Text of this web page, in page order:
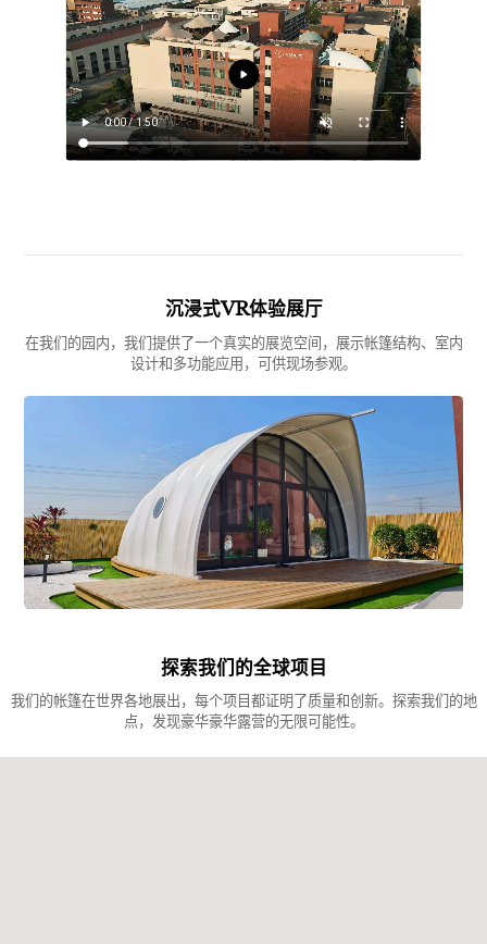
沉浸式VR体验展厅
在我们的园内，我们提供了一个真实的展览空间，展示帐篷结构、室内
设计和多功能应用，可供现场参观。
探索我们的全球项目
我们的帐篷在世界各地展出，每个项目都证明了质量和创新。探索我们的地
点，发现豪华豪华露营的无限可能性。